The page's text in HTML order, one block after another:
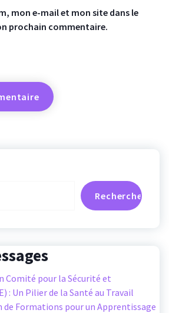
mon e-mail et mon site dans le
prochain commentaire.
Rechercher
Comité pour la Sécurité et
: Un Pilier de la Santé au Travail
Formations pour un Apprentissage